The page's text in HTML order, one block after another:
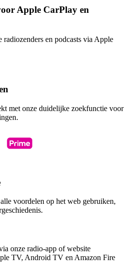
Apple CarPlay en
en podcasts via Apple
met onze duidelijke zoekfunctie voor
voordelen op het web gebruiken,
onze radio-app of website
TV, Android TV en Amazon Fire